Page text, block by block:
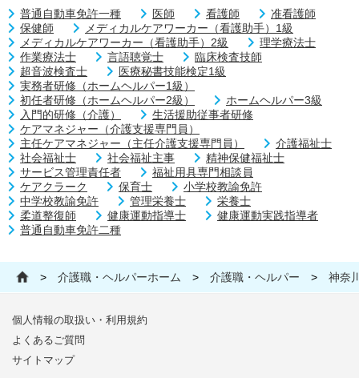
普通自動車免許一種 医師 看護師
准看護師
保健師
メディカルケアワーカー（看護助手）1級
メディカルケアワーカー（看護助手）2級
理学療法士
作業療法士
言語聴覚士
臨床検査技師
超音波検査士
医療秘書技能検定1級
実務者研修（ホームヘルパー1級）
初任者研修（ホームヘルパー2級）
ホームヘルパー3級
入門的研修（介護）
生活援助従事者研修
ケアマネジャー（介護支援専門員）
主任ケアマネジャー（主任介護支援専門員）
介護福祉士
社会福祉士
社会福祉主事
精神保健福祉士
サービス管理責任者
福祉用具専門相談員
ケアクラーク
保育士
小学校教諭免許
中学校教諭免許
管理栄養士
栄養士
柔道整復師
健康運動指導士
健康運動実践指導者
普通自動車免許二種
> 介護職・ヘルパーホーム > 介護職・ヘルパー > 神奈
個人情報の取扱い・利用規約
よくあるご質問
サイトマップ